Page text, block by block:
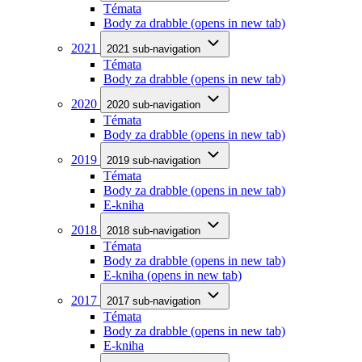
Témata
Body za drabble (opens in new tab)
2021
2021 sub-navigation
Témata
Body za drabble (opens in new tab)
2020
2020 sub-navigation
Témata
Body za drabble (opens in new tab)
2019
2019 sub-navigation
Témata
Body za drabble (opens in new tab)
E-kniha
2018
2018 sub-navigation
Témata
Body za drabble (opens in new tab)
E-kniha (opens in new tab)
2017
2017 sub-navigation
Témata
Body za drabble (opens in new tab)
E-kniha